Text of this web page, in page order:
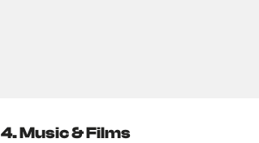
4. Music & Films